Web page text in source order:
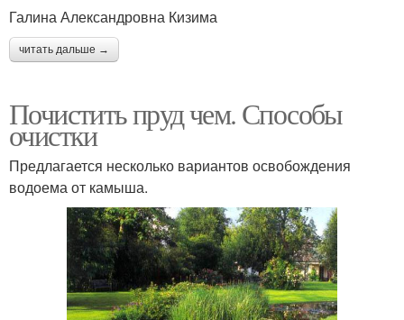
Галина Александровна Кизима
читать дальше →
Почистить пруд чем. Способы
очистки
Предлагается несколько вариантов освобождения
водоема от камыша.